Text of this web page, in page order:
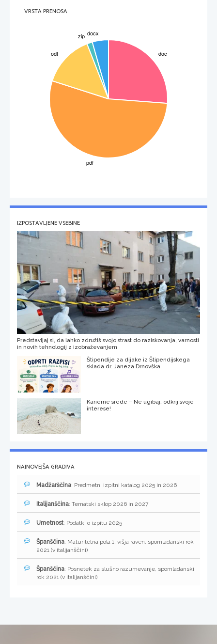
VRSTA PRENOSA
IZPOSTAVLJENE VSEBINE
Predstavljaj si, da lahko združiš svojo strast do raziskovanja, varnosti
in novih tehnologij z izobraževanjem
Štipendije za dijake iz Štipendijskega
sklada dr. Janeza Drnovška
Karierne srede – Ne ugibaj, odkrij svoje
interese!
NAJNOVEJŠA GRADIVA
Madžarščina: Predmetni izpitni katalog 2025 in 2026
Italijanščina: Tematski sklop 2026 in 2027
Umetnost: Podatki o izpitu 2025
Španščina: Maturitetna pola 1, višja raven, spomladanski rok
2021 (v italijanščini)
Španščina: Posnetek za slušno razumevanje, spomladanski
rok 2021 (v italijanščini)